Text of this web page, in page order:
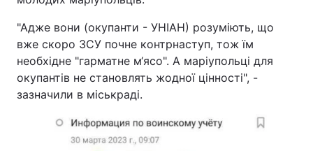
"Адже вони (окупанти - УНІАН) розуміють, що
вже скоро ЗСУ почне контрнаступ, тож їм
необхідне "гарматне м‘ясо". А маріупольці для
окупантів не становлять жодної цінності", -
зазначили в міськраді.